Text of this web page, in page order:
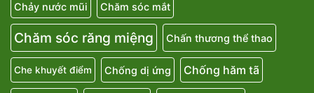
Chảy nước mũi Chăm sóc mắt
Chăm sóc răng miệng Chấn thương thể thao
Che khuyết điểm Chống dị ứng Chống hăm tã